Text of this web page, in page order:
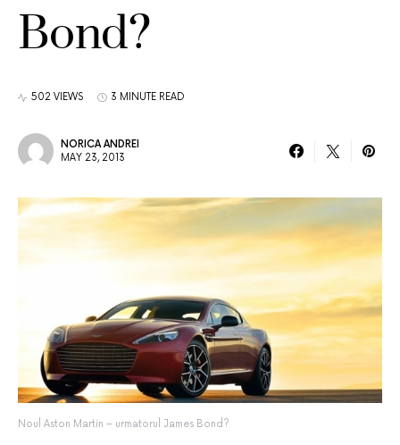
Noul Aston Martin – urmatorul James Bond?
Bond?
502 VIEWS 3 MINUTE READ
NORICA ANDREI
MAY 23, 2013